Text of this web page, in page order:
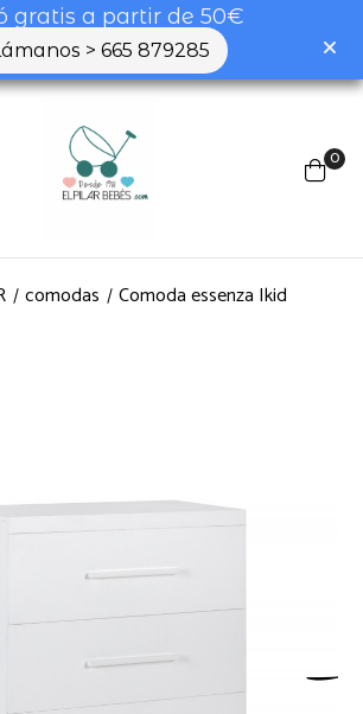
gratis a partir de 50€
> 665 879285
0
comodas Comoda essenza Ikid